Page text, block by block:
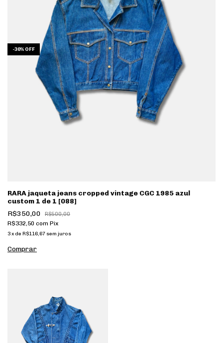
-30% OFF
RARA jaqueta jeans cropped vintage CGC 1985 azul
custom 1 de 1 [088]
R$350,00
R$500,00
R$332,50 com Pix
3x de R$116,67 sem juros